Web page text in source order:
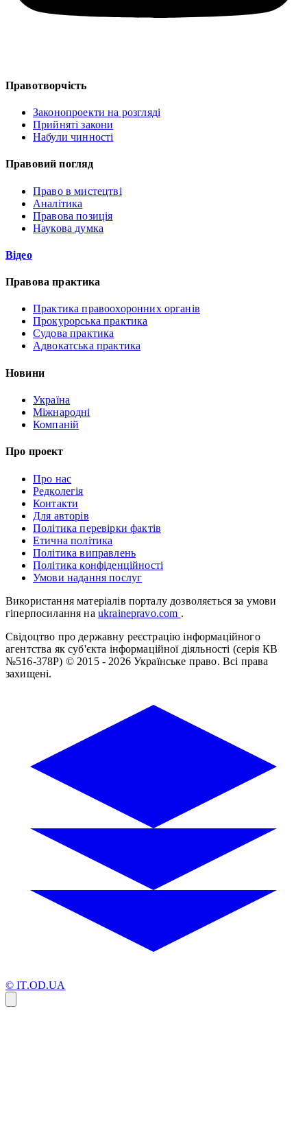
Правотворчість
Законопроекти на розгляді
Прийняті закони
Набули чинності
Правовий погляд
Право в мистецтві
Аналітика
Правова позиція
Наукова думка
Відео
Правова практика
Практика правоохоронних органів
Прокурорська практика
Судова практика
Адвокатська практика
Новини
Україна
Міжнародні
Компаній
Про проект
Про нас
Редколегія
Контакти
Для авторів
Політика перевірки фактів
Етична політика
Політика виправлень
Політика конфіденційності
Умови надання послуг
Використання матеріалів порталу дозволяється за умови
гіперпосилання на ukrainepravo.com .
Свідоцтво про державну реєстрацію інформаційного
агентства як суб'єкта інформаційної діяльності (серія КВ
№516-378Р) © 2015 - 2026 Українське право. Всі права
захищені.
© IT.OD.UA